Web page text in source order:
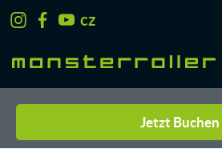
cz
Jetzt Buchen